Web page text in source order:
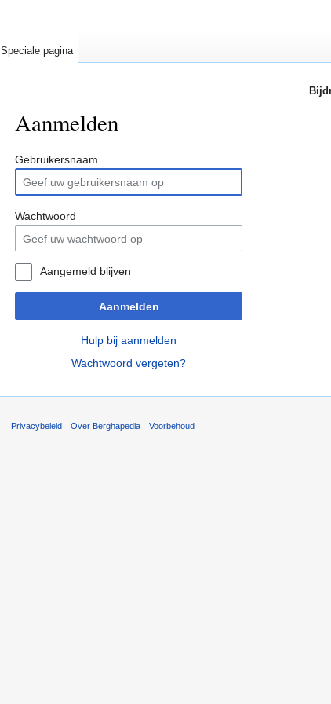
Aanmelden
Gebruikersnaam
Wachtwoord
Aangemeld blijven
Aanmelden
Hulp bij aanmelden
Wachtwoord vergeten?
Speciale pagina
Privacybeleid Over Berghapedia Voorbehoud